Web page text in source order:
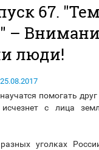
67.
–
люди!
помогать друг
исчезнет с лица
уголках